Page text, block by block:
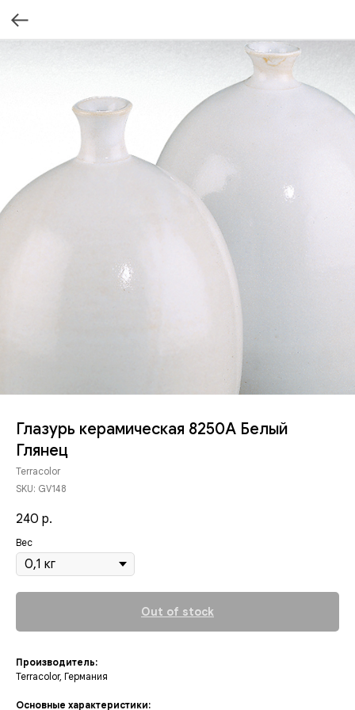
Глазурь керамическая 8250A Белый
Глянец
Terracolor
SKU: GV148
240 р.
Вес
Out of stock
Производитель:
Terracolor, Германия
Основные характеристики: